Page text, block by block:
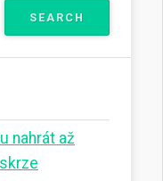
nahrát až